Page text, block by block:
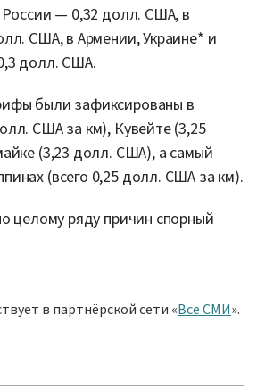
— 0,32 долл. США, в
США, в Армении, Украине* и
долл. США.
были зафиксированы в
США за км), Кувейте (3,25
(3,23 долл. США), а самый
(всего 0,25 долл. США за км).
целому ряду причин спорный
в партнёрской сети «Все СМИ».